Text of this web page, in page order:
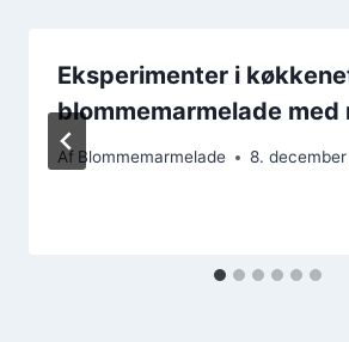
Eksperimenter i
blommemarmelade med
Af Blommemarmelade 8.